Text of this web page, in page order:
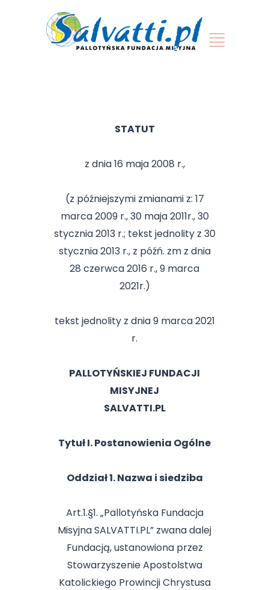
STATUT
z dnia 16 maja 2008 r.,
(z późniejszymi zmianami z: 17
marca 2009 r., 30 maja 2011r., 30
stycznia 2013 r.; tekst jednolity z 30
stycznia 2013 r., z późń. zm z dnia
28 czerwca 2016 r., 9 marca
2021r.)
tekst jednolity z dnia 9 marca 2021
r.
PALLOTYŃSKIEJ FUNDACJI
MISYJNEJ
SALVATTI.PL
Tytuł I. Postanowienia Ogólne
Oddział 1. Nazwa i siedziba
Art.1.§1. „Pallotyńska Fundacja
Misyjna SALVATTI.PL” zwana dalej
Fundacją, ustanowiona przez
Stowarzyszenie Apostolstwa
Katolickiego Prowincji Chrystusa